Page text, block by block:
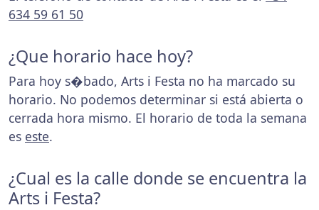
634 59 61 50
¿Que horario hace hoy?
Para hoy s�bado, Arts i Festa no ha marcado su
horario. No podemos determinar si está abierta o
cerrada hora mismo. El horario de toda la semana
es este.
¿Cual es la calle donde se encuentra la
Arts i Festa?